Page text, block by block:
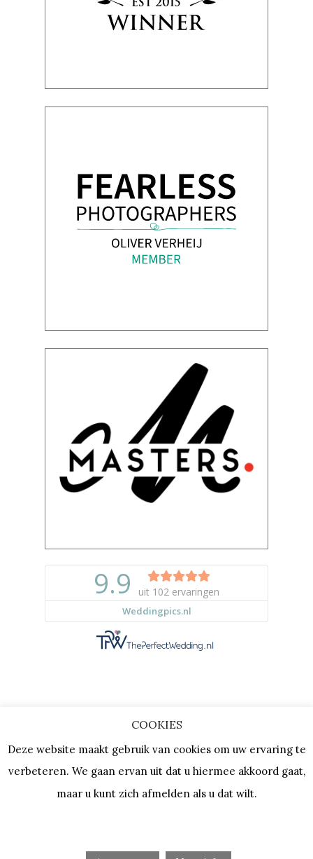
| KVK: 64667154 |Vacatures
COOKIES
Deze website maakt gebruik van cookies om uw ervaring te
verbeteren. We gaan ervan uit dat u hiermee akkoord gaat,
maar u kunt zich afmelden als u dat wilt.